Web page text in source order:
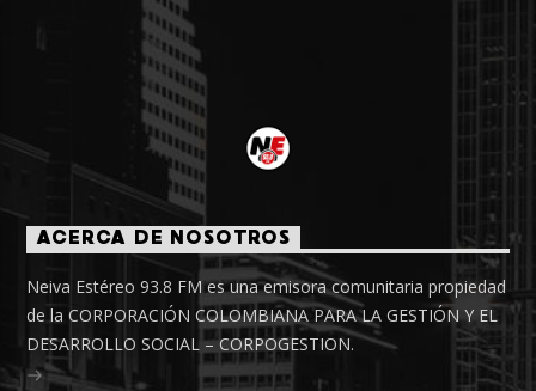
ACERCA DE NOSOTROS
Neiva Estéreo 93.8 FM es una emisora comunitaria propiedad
de la CORPORACIÓN COLOMBIANA PARA LA GESTIÓN Y EL
DESARROLLO SOCIAL – CORPOGESTION.